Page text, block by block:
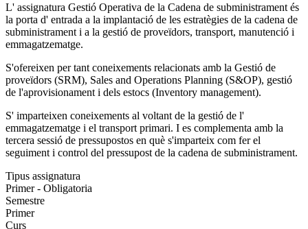
L' assignatura Gestió Operativa de la Cadena de subministrament és
la porta d' entrada a la implantació de les estratègies de la cadena de
subministrament i a la gestió de proveïdors, transport, manutenció i
emmagatzematge.
S'ofereixen per tant coneixements relacionats amb la Gestió de
proveïdors (SRM), Sales and Operations Planning (S&OP), gestió
de l'aprovisionament i dels estocs (Inventory management).
S' imparteixen coneixements al voltant de la gestió de l'
emmagatzematge i el transport primari. I es complementa amb la
tercera sessió de pressupostos en què s'imparteix com fer el
seguiment i control del pressupost de la cadena de subministrament.
Tipus assignatura
Primer - Obligatoria
Semestre
Primer
Curs